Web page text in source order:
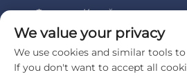
Фуцзянь, Китай.
+86-13600956803
[email protected]
We value your privacy
We use cookies and similar tools
If you don't want to accept all